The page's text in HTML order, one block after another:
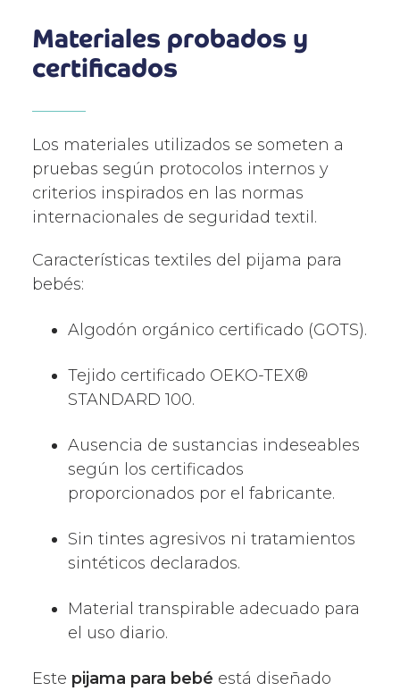
Materiales probados y
certificados
Los materiales utilizados se someten a
pruebas según protocolos internos y
criterios inspirados en las normas
internacionales de seguridad textil.
Características textiles del pijama para
bebés:
Algodón orgánico certificado (GOTS).
Tejido certificado OEKO-TEX®
STANDARD 100.
Ausencia de sustancias indeseables
según los certificados
proporcionados por el fabricante.
Sin tintes agresivos ni tratamientos
sintéticos declarados.
Material transpirable adecuado para
el uso diario.
Este pijama para bebé está diseñado